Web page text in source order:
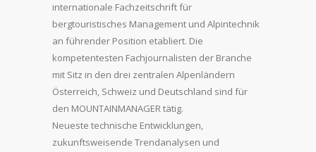
internationale Fachzeitschrift für
bergtouristisches Management und Alpintechnik
an führender Position etabliert. Die
kompetentesten Fachjournalisten der Branche
mit Sitz in den drei zentralen Alpenländern
Österreich, Schweiz und Deutschland sind für
den MOUNTAINMANAGER tätig.
Neueste technische Entwicklungen,
zukunftsweisende Trendanalysen und